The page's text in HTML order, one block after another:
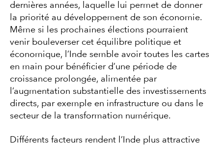
dernières années, laquelle lui permet de donner
la priorité au développement de son économie.
Même si les prochaines élections pourraient
venir bouleverser cet équilibre politique et
économique, l’Inde semble avoir toutes les cartes
en main pour bénéficier d’une période de
croissance prolongée, alimentée par
l’augmentation substantielle des investissements
directs, par exemple en infrastructure ou dans le
secteur de la transformation numérique.
Différents facteurs rendent l’Inde plus attractive